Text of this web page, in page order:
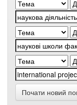
Почати новий